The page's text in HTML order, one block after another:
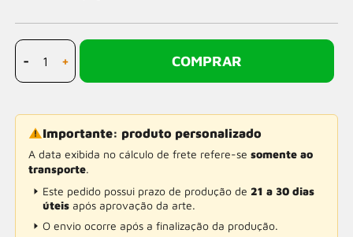
- + COMPRAR
Importante: produto personalizado
A data exibida no cálculo de frete refere-sesomente ao
transporte.
Este pedido possui prazo de produção de 21 a 30 dias
úteis após aprovação da arte.
O envio ocorre após a finalização da produção.